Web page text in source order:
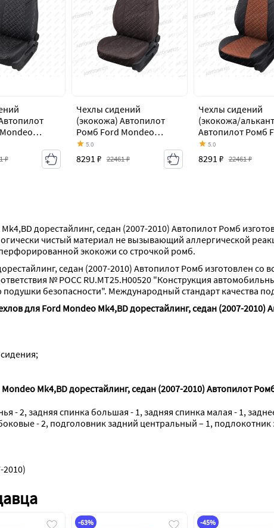
₽
Чехлы сидений
(экокожа) Автопилот
Ромб Ford Mondeo
Mk4,BD дорестайлинг,
седан (2007-2010)
5.0
8291 ₽ 22461 ₽
Чехлы сидений
(экокожа/
Автопилот Ромб
Mondeo Mk4,BD
дорестайлинг,
(2007-2010)
5.0
8291 ₽ 22461 ₽
дорестайлинг, седан (2007-2010) Автопилот Ромб
чистый материал не вызывающий аллергической
экокожи со строчкой ромб.
седан (2007-2010) Автопилот Ромб изготовлен со
№ РОСС RU.МТ25.Н00520 "Конструкция
безопасности". Международный стандарт качества
для Ford Mondeo Mk4,BD дорестайлинг, седан (2007-2010)
Mk4,BD дорестайлинг, седан (2007-2010) Автопилот
- 2, задняя спинка большая - 1, задняя спинка малая - 1,
- 2, подголовник задний центральный – 1,
2010)
-63%
-45%